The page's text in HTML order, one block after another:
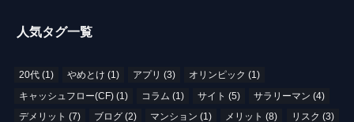
人気タグ一覧
20代(1) やめとけ (1) アプリ (3) オリンピック (1)
キャッシュフロー(CF)(1) コラム (1) サイト (5) サラリーマン (4)
デメリット (7) ブログ (2) マンション (1) メリット (8) リスク (3)